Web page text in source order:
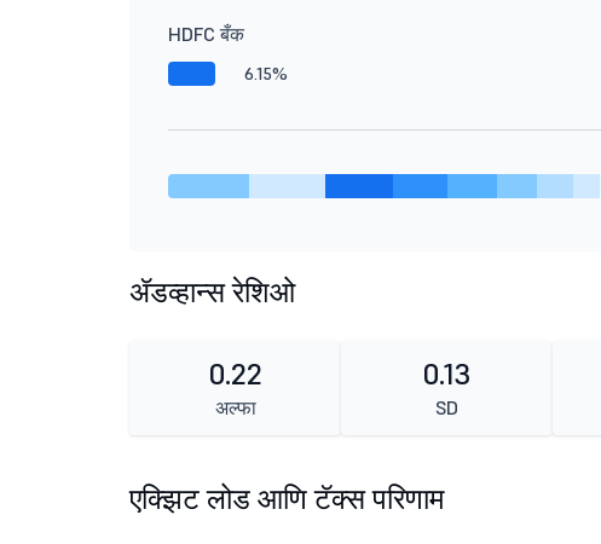
HDFC बँक
6.15%
ॲडव्हान्स रेशिओ
0.22
अल्फा
0.13
SD
एक्झिट लोड आणि टॅक्स परिणाम